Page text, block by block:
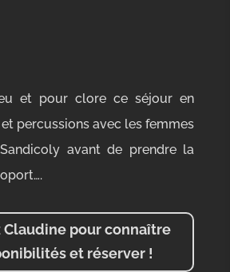
et pour clore ce séjour en
percussions avec les femmes
avant de prendre la
Claudine pour connaître
et réserver !